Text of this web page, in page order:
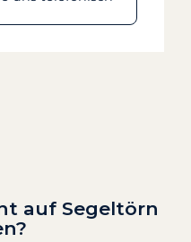
auf Segeltörn